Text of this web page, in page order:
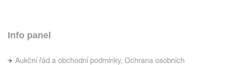
Info panel
Aukční řád a obchodní podmínky, Ochrana osobních